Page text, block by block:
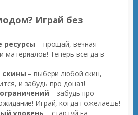
Играй без
ресурсы – прощай, вечная
материалов! Теперь всегда в
скины – выбери любой скин,
и забудь про донат!
– забудь про
Играй, когда пожелаешь!
уровень – стартуй на